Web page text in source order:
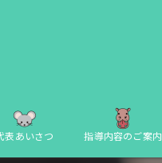
表あいさつ 指導内容のご案内